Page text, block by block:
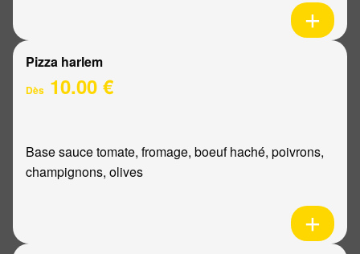
Pizza harlem
Dès 10.00 €
Base sauce tomate, fromage, boeuf haché, poivrons,
champignons, olives